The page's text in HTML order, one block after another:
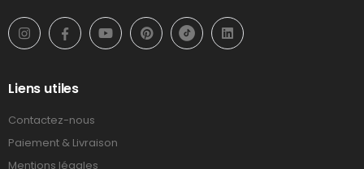
Liens utiles
Contactez-nous
Paiement & Livraison
Mentions légales